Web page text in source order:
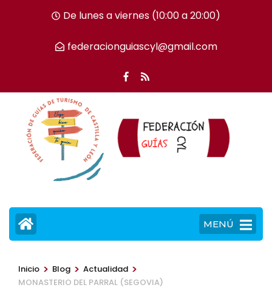
tecla
De lunes a viernes (10:00 a 20:00)
federacionguiascyl@gmail.com
MENÚ
Inicio > Blog > Actualidad >
MONASTERIO DEL PARRAL (SEGOVIA)